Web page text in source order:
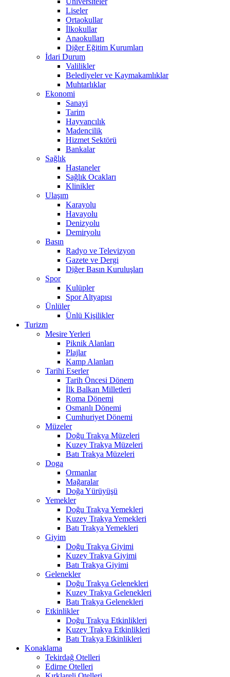
Liseler
Ortaokullar
İlkokullar
Anaokulları
Diğer Eğitim Kurumları
İdari Durum
Valilikler
Belediyeler ve Kaymakamlıklar
Muhtarlıklar
Ekonomi
Sanayi
Tarim
Hayvancılık
Madencilik
Hizmet Sektörü
Bankalar
Sağlık
Hastaneler
Sağlık Ocakları
Klinikler
Ulaşım
Karayolu
Havayolu
Denizyolu
Demiryolu
Basın
Radyo ve Televizyon
Gazete ve Dergi
Diğer Basın Kuruluşları
Spor
Kulüpler
Spor Altyapısı
Ünlüler
Ünlü Kişilikler
Turizm
Mesire Yerleri
Piknik Alanları
Plajlar
Kamp Alanları
Tarihi Eserler
Tarih Öncesi Dönem
İlk Balkan Milletleri
Roma Dönemi
Osmanlı Dönemi
Cumhuriyet Dönemi
Müzeler
Doğu Trakya Müzeleri
Kuzey Trakya Müzeleri
Batı Trakya Müzeleri
Doga
Ormanlar
Mağaralar
Doğa Yürüyüşü
Yemekler
Doğu Trakya Yemekleri
Kuzey Trakya Yemekleri
Batı Trakya Yemekleri
Giyim
Doğu Trakya Giyimi
Kuzey Trakya Giyimi
Batı Trakya Giyimi
Gelenekler
Doğu Trakya Gelenekleri
Kuzey Trakya Gelenekleri
Batı Trakya Gelenekleri
Etkinlikler
Doğu Trakya Etkinlikleri
Kuzey Trakya Etkinlikleri
Batı Trakya Etkinlikleri
Konaklama
Tekirdağ Otelleri
Edirne Otelleri